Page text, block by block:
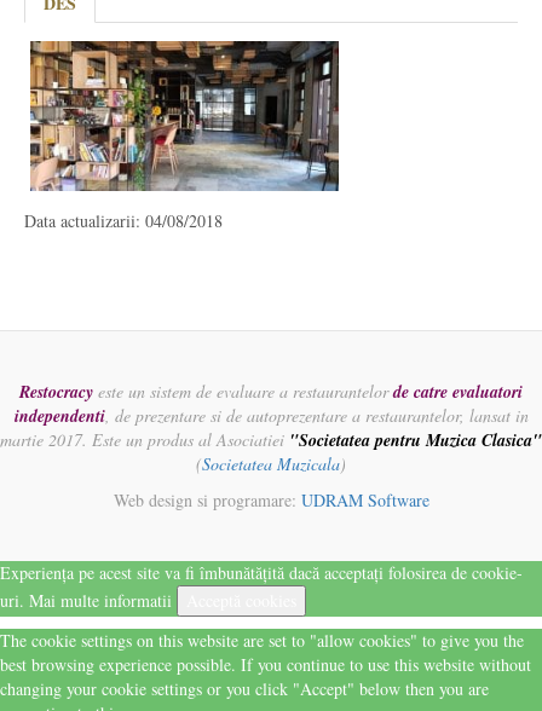
Data actualizarii: 04/08/2018
Restocracy este un sistem de evaluare a restaurantelorde catre evaluatori
independenti, de prezentare si de autoprezentare a restaurantelor, lansat in
martie 2017. Este un produs al Asociatiei "Societatea pentru Muzica Clasica"
(Societatea Muzicala)
Web design si programare: UDRAM Software
Experiența pe acest site va fi îmbunătățită dacă acceptați folosirea de cookie-
uri. Mai multe informatii
The cookie settings on this website are set to "allow cookies" to give you the
best browsing experience possible. If you continue to use this website without
changing your cookie settings or you click "Accept" below then you are